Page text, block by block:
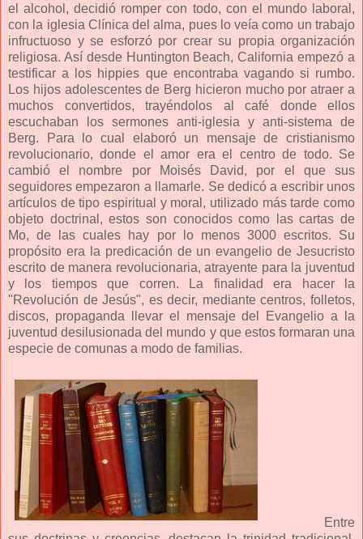
el alcohol, decidió romper con todo, con el mundo laboral,
con la iglesia Clínica del alma, pues lo veía como un trabajo
infructuoso y se esforzó por crear su propia organización
religiosa. Así desde Huntington Beach, California empezó a
testificar a los hippies que encontraba vagando si rumbo.
Los hijos adolescentes de Berg hicieron mucho por atraer a
muchos convertidos, trayéndolos al café donde ellos
escuchaban los sermones anti-iglesia y anti-sistema de
Berg. Para lo cual elaboró un mensaje de cristianismo
revolucionario, donde el amor era el centro de todo. Se
cambió el nombre por Moisés David, por el que sus
seguidores empezaron a llamarle. Se dedicó a escribir unos
artículos de tipo espiritual y moral, utilizado más tarde como
objeto doctrinal, estos son conocidos como las cartas de
Mo, de las cuales hay por lo menos 3000 escritos. Su
propósito era la predicación de un evangelio de Jesucristo
escrito de manera revolucionaria, atrayente para la juventud
y los tiempos que corren. La finalidad era hacer la
"Revolución de Jesús", es decir, mediante centros, folletos,
discos, propaganda llevar el mensaje del Evangelio a la
juventud desilusionada del mundo y que estos formaran una
especie de comunas a modo de familias.
Entre